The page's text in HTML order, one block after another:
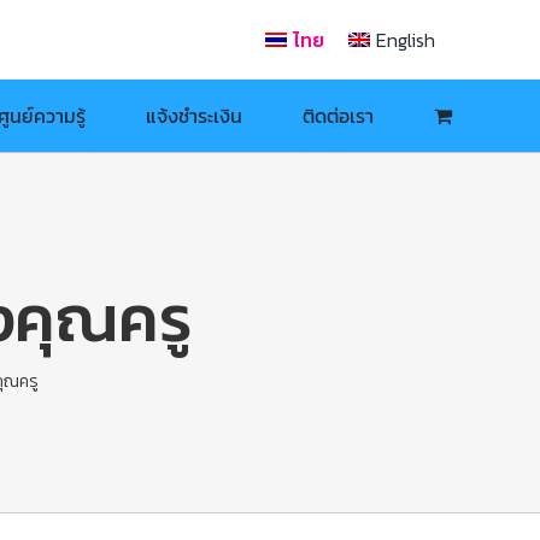
ไทย English
ศูนย์ความรู้ แจ้งชำระเงิน ติดต่อเรา
คุณครู
ณครู